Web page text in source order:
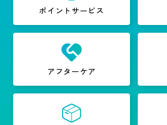
ポイントサービス
アフターケア